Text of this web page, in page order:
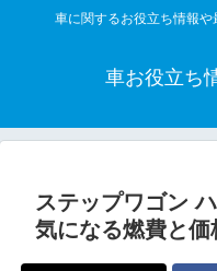
車に関するお役立ち情報や
車お役立ち
ステップワゴン
気になる燃費と価